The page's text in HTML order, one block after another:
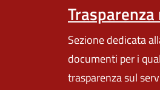
Sezione dedicata
documenti per i
trasparenza sul